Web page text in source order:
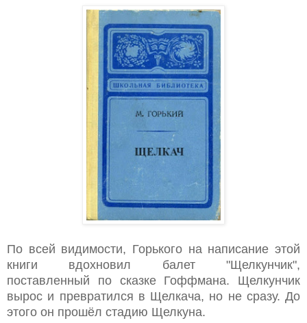
По всей видимости, Горького на написание этой
книги вдохновил балет "Щелкунчик",
поставленный по сказке Гоффмана. Щелкунчик
вырос и превратился в Щелкача, но не сразу. До
этого он прошёл стадию Щелкуна.